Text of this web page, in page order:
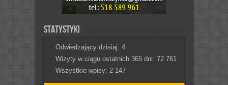
Statystyki
Odwiedzający dzisiaj: 4
Wizyty w ciągu ostatnich 365 dni: 72 761
Wszystkie wpisy: 2 147